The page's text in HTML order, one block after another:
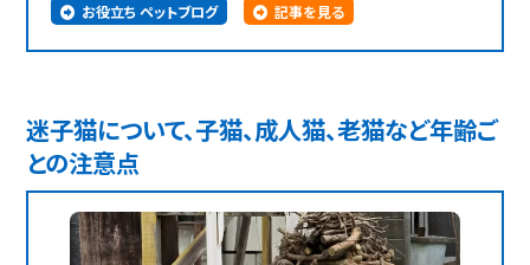
お役立ち ペットブログ 記事を見る
迷子猫について、子猫、成人猫、老猫など年齢ご
との注意点